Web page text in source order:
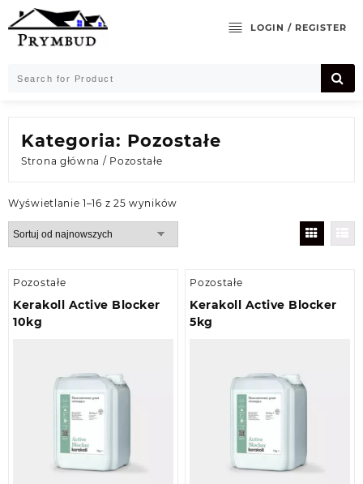
Skip
to
content
LOGIN / REGISTER
Kategoria: Pozostałe
Strona główna / Pozostałe
Wyświetlanie 1–16 z 25 wyników
według
Pozostałe
Kerakoll Active Blocker
10kg
Pozostałe
Kerakoll Active Blocker
5kg